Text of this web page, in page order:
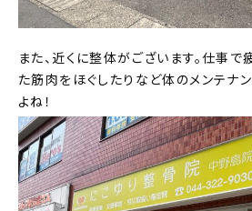
また、近くに整体がございます。仕事で
た筋肉をほぐしたりなど体のメンテナ
よね！